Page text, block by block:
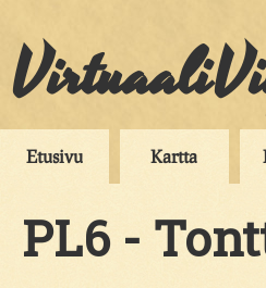
Etusivu Kartta
PL6 -